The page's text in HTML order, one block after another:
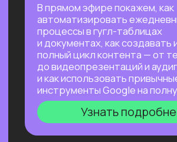
Будет много практики: сделаем ретушь
фотографий, создадим презентацию
с функционалом, у которого нет
аналогов даже в иностранных
нейросетях, соберем майндкарты для
учебы, создадим аудиоподкаст
на основе текста и многое другое!
Узнать подробнее
БОЛЬШОЙ ПРАКТИКУМ
ПО СОЗДАНИЮ